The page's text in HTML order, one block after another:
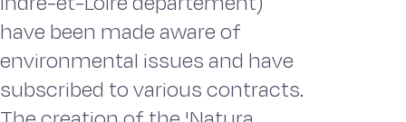
have been made aware of
environmental issues and have
subscribed to various contracts.